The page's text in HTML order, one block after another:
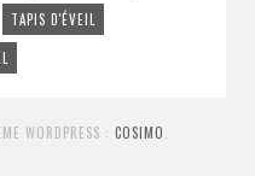
TAPIS D'ÉVEIL
WORDPRESS : COSIMO